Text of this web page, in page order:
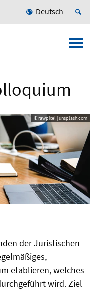
Deutsch
© rawpixel | unsplash.com
der Juristischen
etablieren, welches
wird. Ziel